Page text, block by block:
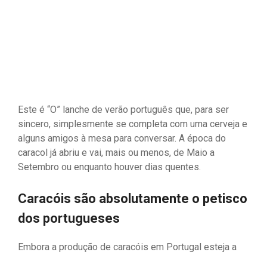
Este é “O” lanche de verão português que, para ser
sincero, simplesmente se completa com uma cerveja e
alguns amigos à mesa para conversar. A época do
caracol já abriu e vai, mais ou menos, de Maio a
Setembro ou enquanto houver dias quentes.
Caracóis são absolutamente o petisco
dos portugueses
Embora a produção de caracóis em Portugal esteja a